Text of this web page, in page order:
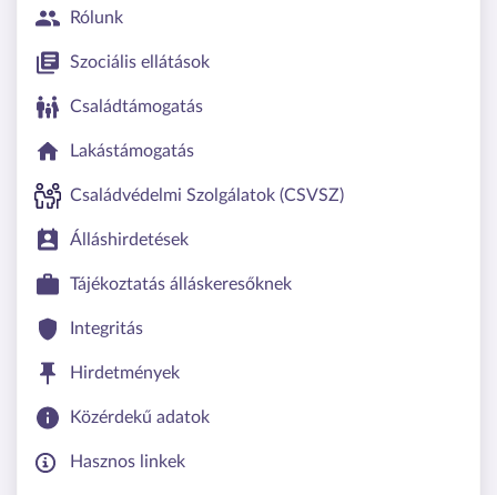
Rólunk
Szociális ellátások
Családtámogatás
Lakástámogatás
Családvédelmi Szolgálatok (CSVSZ)
Álláshirdetések
Tájékoztatás álláskeresőknek
Integritás
Hirdetmények
Közérdekű adatok
Hasznos linkek